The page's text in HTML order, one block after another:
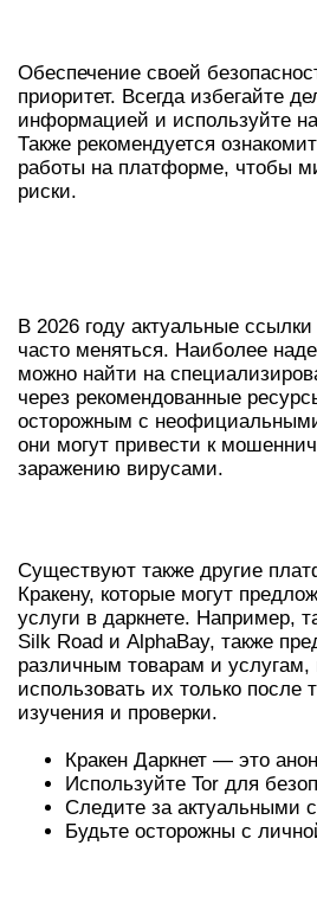
Обеспечение своей
приоритет. Всегда избегайте
информацией и используйте
Также рекомендуется
работы на платформе, чтобы
риски.
В 2026 году актуальные
часто меняться. Наиболее
можно найти на
через рекомендованные
осторожным с
они могут привести к
заражению вирусами.
Существуют также другие
Кракену, которые могут
услуги в даркнете. Например,
Silk Road и AlphaBay, также
различным товарам и
использовать их только после
изучения и проверки.
Кракен Даркнет — это
Используйте Tor для
Следите за актуальными
Будьте осторожны с